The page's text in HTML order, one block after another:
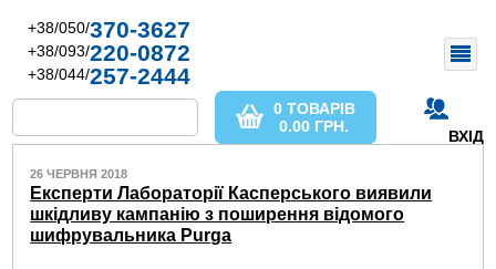
+38/050/370-3627
+38/093/220-0872
+38/044/257-2444
ВХІД
0 ТОВАРІВ
0.00 ГРН.
26 ЧЕРВНЯ 2018
Експерти Лабораторії Касперського виявили
шкідливу кампанію з поширення відомого
шифрувальника Purga